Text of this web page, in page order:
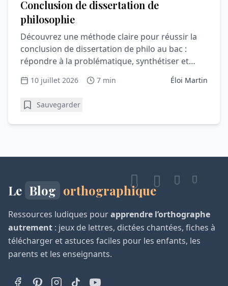
Conclusion de dissertation de
philosophie
Découvrez une méthode claire pour réussir la
conclusion de dissertation de philo au bac :
répondre à la problématique, synthétiser et
10 juillet 2026 7 min Éloi Martin
Sauvegarder
Le Blog orthographique
Ressources ludiques pourapprendre l’orthographe
autrement : jeux de lettres, dictées chantées, fiches à
télécharger et astuces faciles pour les enfants, les
parents et les enseignants.